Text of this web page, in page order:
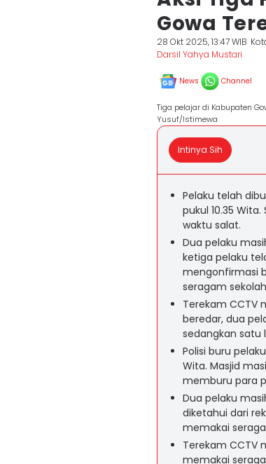
Gowa
28 Okt 2025, 13:47 WIB
Darsil Yahya Mustari
News Channel
Tiga pelajar di Kabupaten
Yusuf/Istimewa
Intinya Sih
Pelaku telah
pukul 10.35
waktu salat.
Dua pelaku
ketiga pelaku
mengonfirmasi
seragam
Terekam CCTV
beredar, dua
sedangkan satu
Polisi buru
Wita. Masjid
memburu para
Dua pelaku
diketahui dari
memakai
Terekam CCTV
memakai